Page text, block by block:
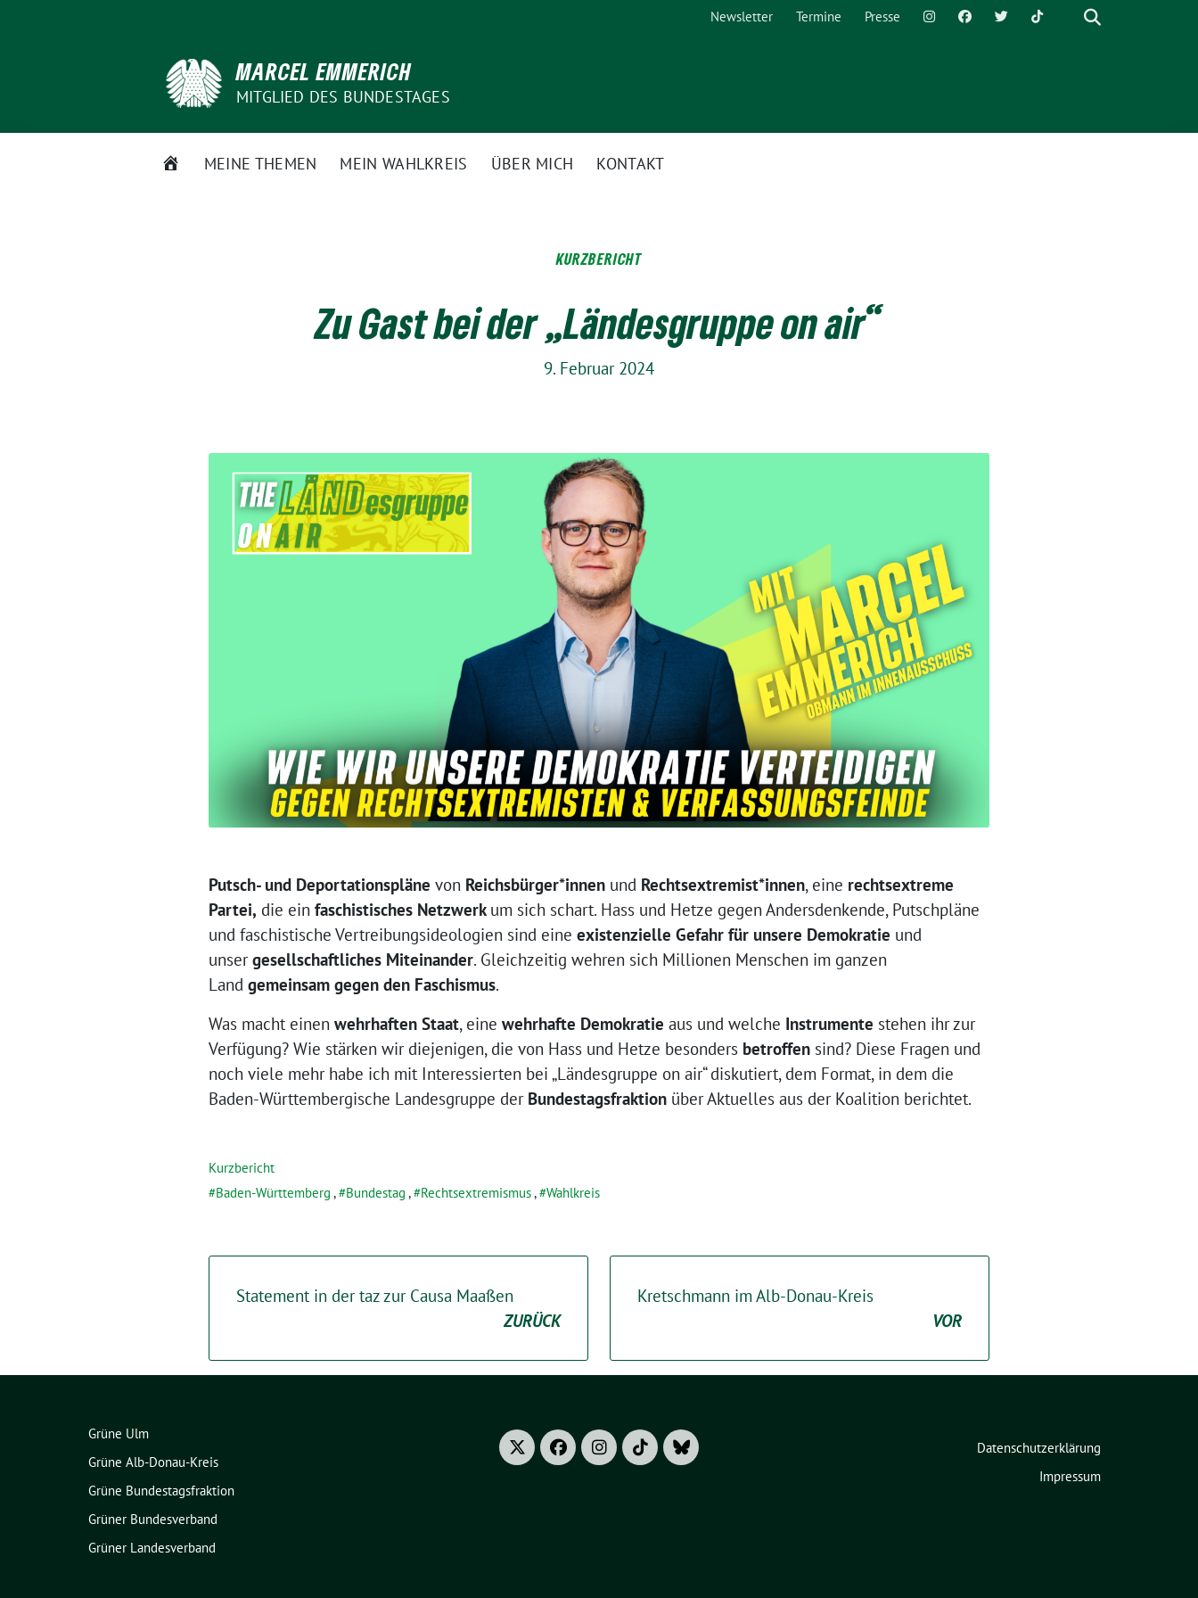
Newsletter Termine Presse
MARCEL EMMERICH
MITGLIED DES BUNDESTAGES
STARTSEITE
MEINE THEMEN MEIN WAHLKREIS ÜBER MICH KONTAKT
KURZBERICHT
Zu Gast bei der „Ländesgruppe on air“
9. Februar 2024
Putsch- und Deportationspläne von Reichsbürger*innen und Rechtsextremist*innen, eine rechtsextreme
Partei, die ein faschistisches Netzwerkum sich schart. Hass und Hetze gegen Andersdenkende, Putschpläne
und faschistische Vertreibungsideologien sind eine existenzielle Gefahr für unsere Demokratie und
unsergesellschaftliches Miteinander. Gleichzeitig wehren sich Millionen Menschen im ganzen
Land gemeinsam gegen den Faschismus.
Was macht einen wehrhaften Staat, eine wehrhafte Demokratie aus und welche Instrumente stehen ihr zur
Verfügung? Wie stärken wir diejenigen, die von Hass und Hetze besonders betroffen sind? Diese Fragen und
noch viele mehr habe ich mit Interessierten bei „Ländesgruppe on air“ diskutiert, dem Format, in dem die
Baden-Württembergische Landesgruppe der Bundestagsfraktion über Aktuelles aus der Koalition berichtet.
Kurzbericht
Baden-Württemberg , Bundestag , Rechtsextremismus, Wahlkreis
Statement in der taz zur Causa Maaßen
ZURÜCK
Kretschmann im Alb-Donau-Kreis
VOR
Grüne Ulm
Grüne Alb-Donau-Kreis
Grüne Bundestagsfraktion
Grüner Bundesverband
Grüner Landesverband
Datenschutzerklärung
Impressum